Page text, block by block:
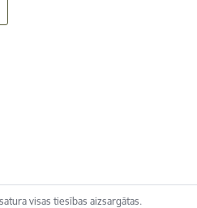
visas tiesības aizsargātas.